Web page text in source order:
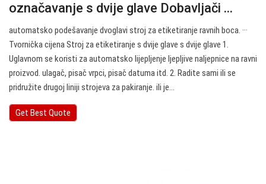
označavanje s dvije glave Dobavljači ...
automatsko podešavanje dvoglavi stroj za etiketiranje ravnih boca. ···
Tvornička cijena Stroj za etiketiranje s dvije glave s dvije glave 1.
Uglavnom se koristi za automatsko lijepljenje ljepljive naljepnice na ravni
proizvod. ulagač, pisač vrpci, pisač datuma itd. 2. Radite sami ili se
pridružite drugoj liniji strojeva za pakiranje. ili je…
Get Best Quote